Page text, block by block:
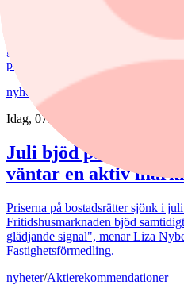
Kycklingproducenten Scandi
Bredden är uppfriskande och flera
guldklimpar (nuggets). Fast då vill
panerade kycklingprodukter, av
nyheter
Bostadsmarknad
Idag, 07:15
Juli bjöd på billigare
väntar en aktiv
Priserna på bostadsrätter sjönk i
Fritidshusmarknaden bjöd
glädjande signal", menar Liza
Fastighetsförmedling.
nyheter/Aktierekommendationer